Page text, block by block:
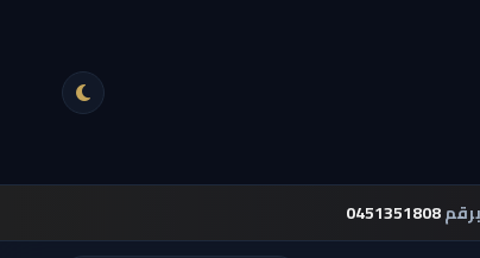
0451351808